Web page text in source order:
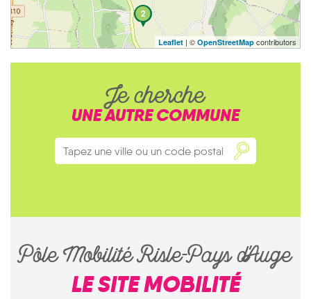
2
Leaflet | © OpenStreetMap contributors
Je cherche
UNE AUTRE COMMUNE
Pôle Mobilité Risle-Pays d'Auge
LE SITE MOBILITÉ